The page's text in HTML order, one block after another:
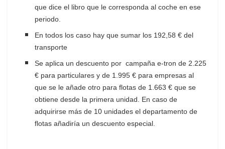
que dice el libro que le corresponda al coche en ese
periodo.
En todos los caso hay que sumar los 192,58 € del
transporte
Se aplica un descuento por campaña e-tron de 2.225
€ para particulares y de 1.995 € para empresas al
que se le añade otro para flotas de 1.663 € que se
obtiene desde la primera unidad. En caso de
adquirirse más de 10 unidades el departamento de
flotas añadiría un descuento especial.